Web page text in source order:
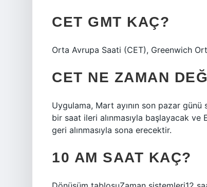
CET GMT KAÇ?
Orta Avrupa Saati (CET), Greenwich
CET NE ZAMAN
Uygulama, Mart ayının son pazar
bir saat ileri alınmasıyla başlayacak ve
geri alınmasıyla sona erecektir.
10 AM SAAT KAÇ?